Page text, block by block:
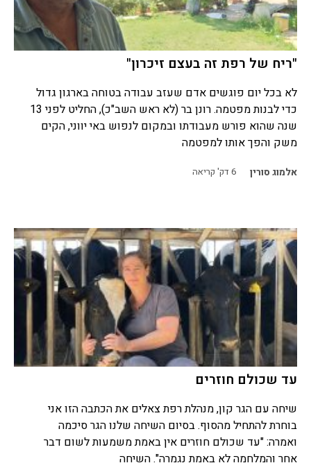
"ריח של רפת זה בעצם זיכרון"
לא בכל יום פוגשים אדם שעזב עבודה בטוחה בארגון גדול
כדי לבנות מפטמה. רונן בר (לא ראש השב"כ), החליט לפני 13
שנה שהוא פורש מעבודתו ובמקום לנפוש באי יווני, הקים
משק והפך אותו למפטמה
אלמוג סורין 6דק' קריאה
עד שכולם חוזרים
שיחה עם הגר קון, מנהלת רפת צאלים את הכתבה הזו אני
בוחרת להתחיל מהסוף. בסיום השיחה שלנו הגר סיכמה
ואמרה: "עד שכולם חוזרים אין באמת משמעות לשום דבר
אחר והמלחמה לא באמת נגמרה". השיחה